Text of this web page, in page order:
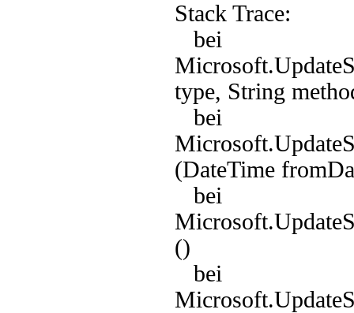
Stack Trace:
bei
type, String
bei
(DateTime
bei
()
bei